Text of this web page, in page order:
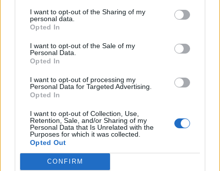
I want to opt-out of the Sharing of my
personal data.
Opted In
I want to opt-out of the Sale of my
Personal Data.
Opted In
I want to opt-out of processing my
Personal Data for Targeted Advertising.
Opted In
I want to opt-out of Collection, Use,
Retention, Sale, and/or Sharing of my
Personal Data that Is Unrelated with the
Purposes for which it was collected.
Opted Out
CONFIRM
consultațiile pe care le avea programate la Spitalul CFR
din București. Și-a luat concediu pentru trei zile, urmând
Angela. E medic oftalmolog la noi. N-au fost probleme
până ieri. A venit brusc la spital și și-a depus o cerere de
concediu medical. Nu ne-a spus nimic în plus. Știu că
avea probleme mai demult în familie. Fetița era crescută
medicii de la Spitalul CFR.
DonațiAICIpentru a susține proiectul
ZIARISTII.COM!